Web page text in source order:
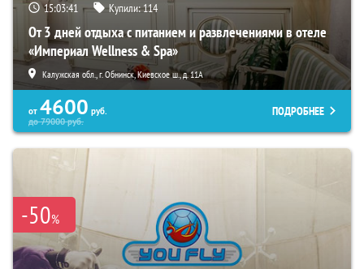
15:03:40 Купили:114
От 3 дней отдыха с питанием и развлечениями в отеле
«Империал Wellness & Spa»
Калужская обл., г. Обнинск, Киевское ш., д. 11А
от 4600 руб.
до79000руб.
ПОДРОБНЕЕ
-50%